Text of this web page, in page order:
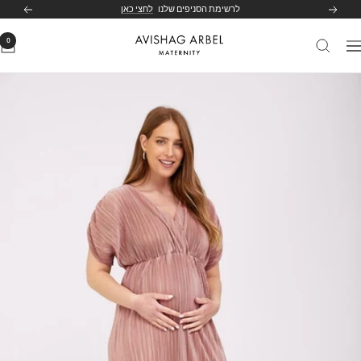
הקודם לרשימת הסניפים שלנו לחצי כאן הבא
ניווט
Avishag
0